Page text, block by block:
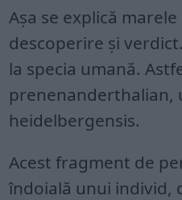
Așa se explică
descoperire și
la specia umană.
prenenanderthalian,
heidelbergensis.
Acest fragment de
îndoială unui individ,